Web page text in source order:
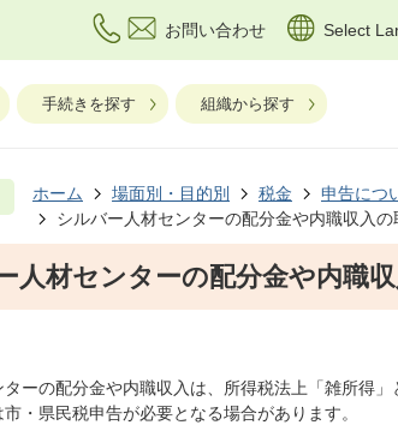
お問い合わせ Select
手続きを探す 組織から探す
ホーム 場面別・目的別 税金
申告につ
シルバー人材センターの配分金や内職収入
人材センターの配分金や内職
ーの配分金や内職収入は、所得税法上「雑所得
・県民税申告が必要となる場合があります。